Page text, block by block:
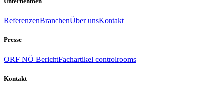
ReferenzenBranchenÜber unsKontakt
Presse
ORF NÖ BerichtFachartikel controlrooms
Kontakt